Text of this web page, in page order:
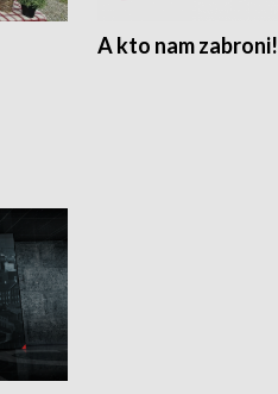
A kto nam zabroni!